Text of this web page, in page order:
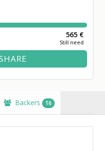
565 €
Still need
Backers 16